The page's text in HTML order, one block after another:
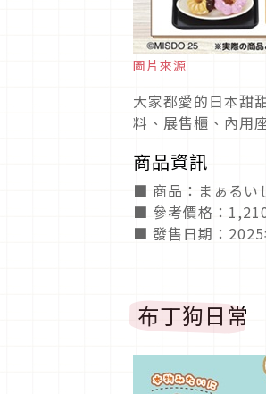
圖片來源
大家都愛的日本甜
料、展售櫃、內用
商品資訊
■ 商品：まぁるい
■ 參考價格：
■ 發售日期：
布丁狗日常